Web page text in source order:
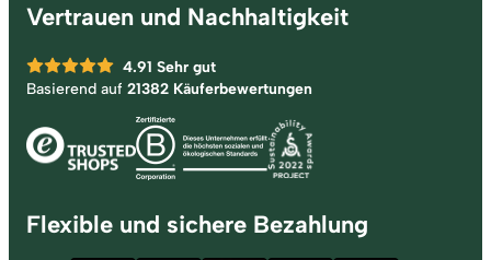
Vertrauen und Nachhaltigkeit
4.91 Sehr gut
Basierend auf 21382 Käuferbewertungen
Flexible und sichere Bezahlung